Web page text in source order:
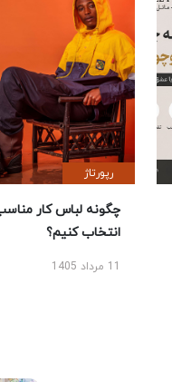
رپورتاژ
چگونه لباس کار
انتخاب کنیم؟
11 مرداد 1405